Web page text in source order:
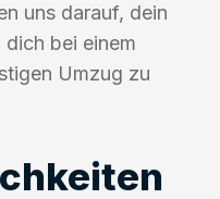
uns darauf, dein
bei einem
Umzug zu